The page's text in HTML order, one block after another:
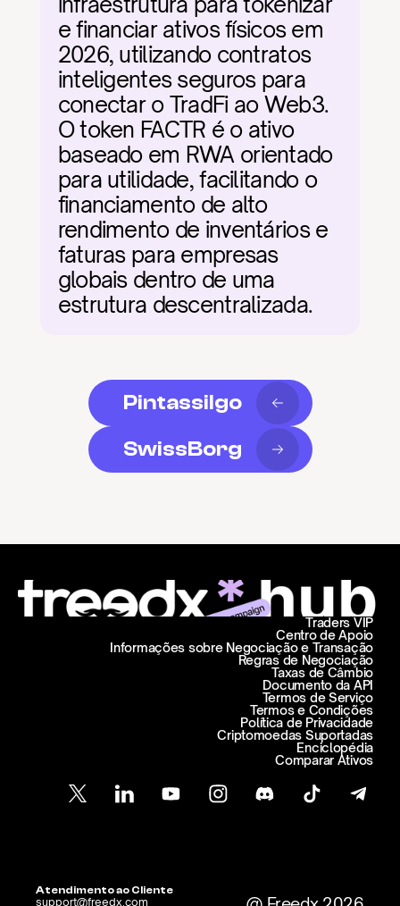
e financiar ativos físicos em
2026, utilizando contratos
inteligentes seguros para
conectar o TradFi ao Web3.
O token FACTR é o ativo
baseado em RWA orientado
para utilidade, facilitando o
financiamento de alto
rendimento de inventários e
faturas para empresas
globais dentro de uma
estrutura descentralizada.
Pintassilgo
SwissBorg
Centro de Apoio
Informações sobre Negociação e Transação
Traders VIP
Regras de Negociação
Taxas de Câmbio
Documento da API
Termos de Serviço
Termos e Condições
Política de Privacidade
Criptomoedas Suportadas
Enciclopédia
Comparar Ativos
Atendimento ao Cliente
support@freedx.com